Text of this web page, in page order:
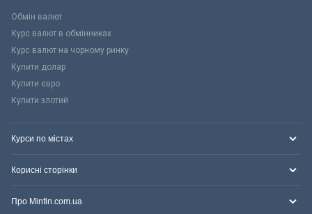
Обмін валют
Курс валют в обмінниках
Курс валют на чорному ринку
Купити долар
Купити євро
Купити злотий
Курси по містах
Корисні сторінки
Про Minfin.com.ua